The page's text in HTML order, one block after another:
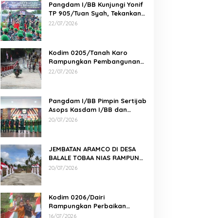
Pangdam I/BB Kunjungi Yonif
TP 905/Tuan Syah, Tekankan
Profesionalisme dan
22/07/2026
Kodim 0205/Tanah Karo
Rampungkan Pembangunan
Jembatan Beton di Desa
22/07/2026
Pangdam I/BB Pimpin Sertijab
Asops Kasdam I/BB dan
Danyonarmed 2/KS serta
20/07/2026
JEMBATAN ARAMCO DI DESA
BALALE TOBAA NIAS RAMPUNG,
AKSES WARGA SEMAKIN MUDAH
20/07/2026
Kodim 0206/Dairi
Rampungkan Perbaikan
Jembatan Gantung Perintis 2
16/07/2026